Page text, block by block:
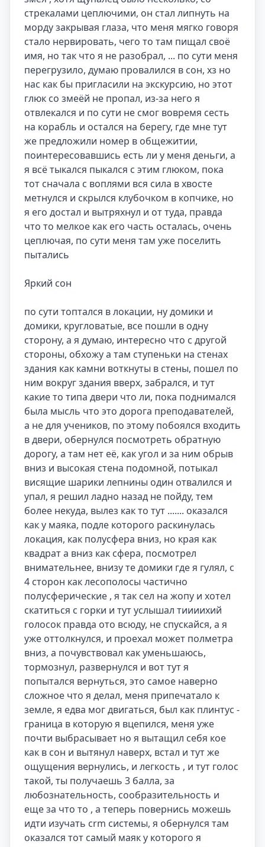
стрекалами цеплючими, он стал липнуть на
морду закрывая глаза, что меня мягко говоря
стало нервировать, чего то там пищал своё
имя, но так что я не разобрал, ... по сути меня
перегрузило, думаю провалился в сон, хз но
нас как бы пригласили на экскурсию, но этот
глюк со змеёй не пропал, из-за него я
отвлекался и по сути не смог вовремя сесть
на корабль и остался на берегу, где мне тут
же предложили номер в общежитии,
поинтересовавшись есть ли у меня деньги, а
я всё тыкался пыкался с этим глюком, пока
тот сначала с воплями вся сила в хвосте
метнулся и скрылся клубочком в копчике, но
я его достал и вытряхнул и от туда, правда
что то мелкое как его часть осталась, очень
цеплючая, по сути меня там уже поселить
пытались
Яркий сон
по сути топтался в локации, ну домики и
домики, кругловатые, все пошли в одну
сторону, а я думаю, интересно что с другой
стороны, обхожу а там ступеньки на стенах
здания как камни воткнуты в стены, пошел по
ним вокруг здания вверх, забрался, и тут
какие то типа двери что ли, пока поднимался
была мысль что это дорога преподавателей,
а не для учеников, по этому побоялся входить
в двери, обернулся посмотреть обратную
дорогу, а там нет её, как угол и за ним обрыв
вниз и высокая стена подомной, потыкал
висящие шарики лепнины один отвалился и
упал, я решил ладно назад не пойду, тем
более некуда, вылез как то тут ....... оказался
как у маяка, подле которого раскинулась
локация, как полусфера вниз, но края как
квадрат а вниз как сфера, посмотрел
внимательнее, внизу те домики где я гулял, с
4 сторон как лесополосы частично
полусферические , я так сел на жопу и хотел
скатиться с горки и тут услышал тиииихий
голосок правда ото всюду, не спускайся, а я
уже оттолкнулся, и проехал может полметра
вниз, а почувствовал как уменьшаюсь,
тормознул, развернулся и вот тут я
попытался вернуться, это самое наверно
сложное что я делал, меня припечатало к
земле, я едва мог двигаться, был как плинтус -
граница в которую я вцепился, меня уже
почти выбрасывает но я вытащил себя кое
как в сон и вытянул наверх, встал и тут же
ощущения вернулись, и легкость , и тут голос
такой, ты получаешь 3 балла, за
любознательность, сообразительность и
еще за что то , а теперь повернись можешь
идти изучать crm системы, я обернулся там
оказался тот самый маяк у которого я